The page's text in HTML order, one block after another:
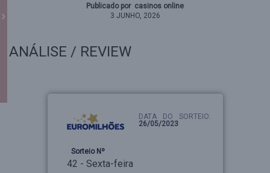
Publicado por casinos online
3 JUNHO, 2026
ANÁLISE / REVIEW
DATA DO SORTEIO:
26/05/2023
Sorteio Nº
42 - Sexta-feira